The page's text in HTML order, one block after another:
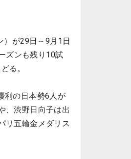
）が29日～9月1日
ズンも残り10試
る。
利の日本勢6人が
、渋野日向子は出
リ五輪金メダリス